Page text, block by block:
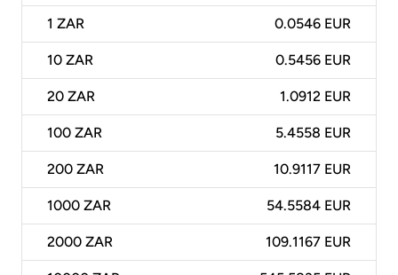
1 ZAR 0.0546 EUR
10 ZAR 0.5456 EUR
20 ZAR 1.0912 EUR
100 ZAR 5.4558 EUR
200 ZAR 10.9117 EUR
1000 ZAR 54.5584 EUR
2000 ZAR 109.1167 EUR